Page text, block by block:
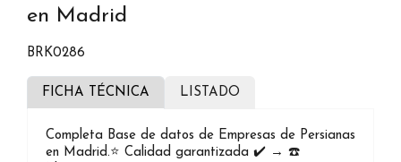
en Madrid
BRK0286
FICHA TÉCNICA LISTADO
Completa Base de datos de Empresas de Persianas
en Madrid.⭐️ Calidad garantizada ✔️ → ☎️